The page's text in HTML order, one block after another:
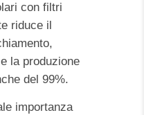
con filtri
riduce il
la produzione
del 99%.
importanza